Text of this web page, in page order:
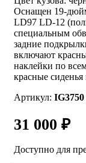
Оснащен 19-
LD97 LD-12
специальным
задние
включают
наклейки по
красные
Артикул: IG3750
31 000 ₽
Доступно для